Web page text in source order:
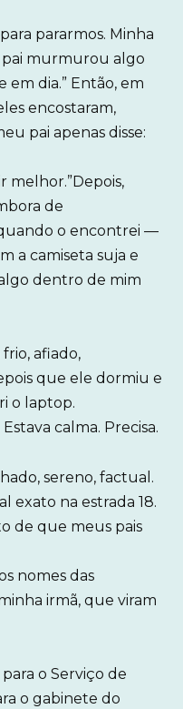
pararmos. Minha
pai murmurou algo
em dia.” Então, em
encostaram,
pai apenas disse:
melhor.”Depois,
de
o encontrei —
a camiseta suja e
dentro de mim
afiado,
que ele dormiu e
o laptop.
calma. Precisa.
sereno, factual.
exato na estrada 18.
de que meus pais
nomes das
irmã, que viram
o Serviço de
o gabinete do